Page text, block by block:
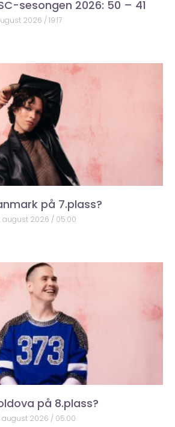
sesongen 2026: 50 – 41
2026 19:17
på 7.plass?
august 2026 05:00
på 8.plass?
august 2026 05:00